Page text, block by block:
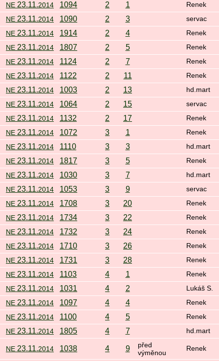
NE 23.11.2014 1094 2 1 Renek
NE 23.11.2014 1090 2 3 servac
NE 23.11.2014 1914 2 4 Renek
NE 23.11.2014 1807 2 5 Renek
NE 23.11.2014 1124 2 7 Renek
NE 23.11.2014 1122 2 11 Renek
NE 23.11.2014 1003 2 13 hd.mart
NE 23.11.2014 1064 2 15 servac
NE 23.11.2014 1132 2 17 Renek
NE 23.11.2014 1072 3 1 Renek
NE 23.11.2014 1110 3 3 hd.mart
NE 23.11.2014 1817 3 5 Renek
NE 23.11.2014 1030 3 7 hd.mart
NE 23.11.2014 1053 3 9 servac
NE 23.11.2014 1708 3 20 Renek
NE 23.11.2014 1734 3 22 Renek
NE 23.11.2014 1732 3 24 Renek
NE 23.11.2014 1710 3 26 Renek
NE 23.11.2014 1731 3 28 Renek
NE 23.11.2014 1103 4 1 Renek
NE 23.11.2014 1031 4 2 Lukáš S.
NE 23.11.2014 1097 4 4 Renek
NE 23.11.2014 1100 4 5 Renek
NE 23.11.2014 1805 4 7 hd.mart
NE 23.11.2014 1038 4 9
před
výměnou
Renek